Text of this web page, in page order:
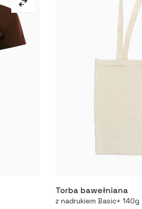
Więcej
Torba bawełniana
z nadrukiem Basic+ 140g